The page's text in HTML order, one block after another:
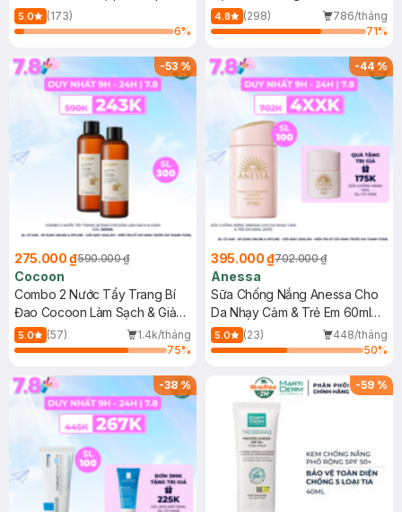
150ml
5.0
(173)
6%
4.8 (298)
786/tháng
71%
-53%
275.000 ₫590.000 ₫
Cocoon
Combo 2 Nước Tẩy Trang Bí
Đao Cocoon Làm Sạch & Giảm
Dầu 500ml
5.0 (57)
1.4k/tháng
75%
-44%
395.000 ₫702.000 ₫
Anessa
Sữa Chống Nắng Anessa Cho
Da Nhạy Cảm & Trẻ Em 60ml
(Mới)
5.0 (23)
448/tháng
50%
-38% -59 %